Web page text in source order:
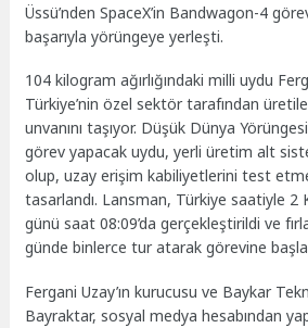
Üssü’nden SpaceX’in Bandwagon-4
başarıyla yörüngeye yerleşti.
104 kilogram ağırlığındaki milli uydu
Türkiye’nin özel sektör tarafından
unvanını taşıyor. Düşük Dünya
görev yapacak uydu, yerli üretim alt
olup, uzay erişim kabiliyetlerini test
tasarlandı. Lansman, Türkiye saatiyle 2
günü saat 08:09’da gerçekleştirildi ve
günde binlerce tur atarak görevine
Fergani Uzay’ın kurucusu ve Baykar
Bayraktar, sosyal medya hesabından